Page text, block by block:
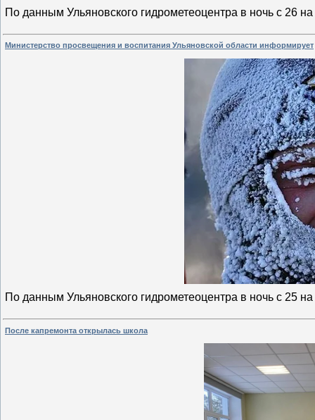
По данным Ульяновского гидрометеоцентра в ночь с 26
Министерство просвещения и воспитания Ульяновской области информирует
По данным Ульяновского гидрометеоцентра в ночь с 25
После капремонта открылась школа